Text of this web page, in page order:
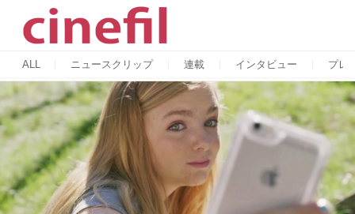
ALL ニュースクリップ 連載 インタビュー プレ